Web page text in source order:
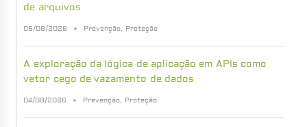
de arquivos
06/08/2026 Prevenção, Proteção
A exploração da lógica de aplicação em APIs como
vetor cego de vazamento de dados
04/08/2026 Prevenção, Proteção